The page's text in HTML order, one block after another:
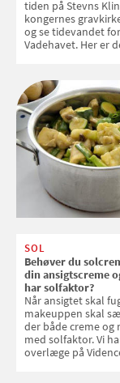
tiden på Stevns
kongernes
og se tidevandet
Vadehavet. Her er
SOL
Behøver du
din ansigtscreme
har solfaktor?
Når ansigtet skal
makeuppen skal
der både creme og
med solfaktor. Vi
overlæge på